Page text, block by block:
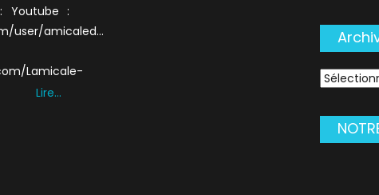
Youtube :
user/amicaled…
Lamicale-
Lire…
Archives